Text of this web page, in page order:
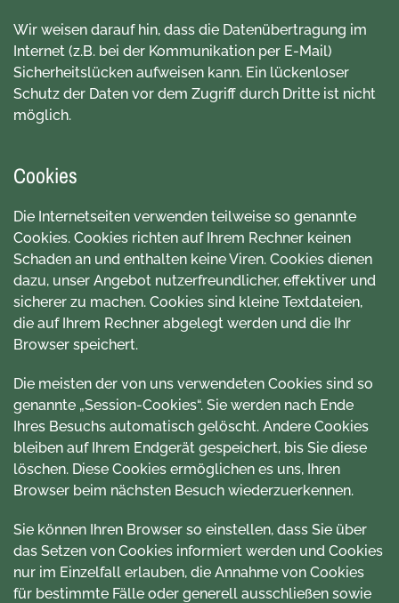
Wir weisen darauf hin, dass die Datenübertragung im
Internet (z.B. bei der Kommunikation per E-Mail)
Sicherheitslücken aufweisen kann. Ein lückenloser
Schutz der Daten vor dem Zugriff durch Dritte ist nicht
möglich.
Cookies
Die Internetseiten verwenden teilweise so genannte
Cookies. Cookies richten auf Ihrem Rechner keinen
Schaden an und enthalten keine Viren. Cookies dienen
dazu, unser Angebot nutzerfreundlicher, effektiver und
sicherer zu machen. Cookies sind kleine Textdateien,
die auf Ihrem Rechner abgelegt werden und die Ihr
Browser speichert.
Die meisten der von uns verwendeten Cookies sind so
genannte „Session-Cookies“. Sie werden nach Ende
Ihres Besuchs automatisch gelöscht. Andere Cookies
bleiben auf Ihrem Endgerät gespeichert, bis Sie diese
löschen. Diese Cookies ermöglichen es uns, Ihren
Browser beim nächsten Besuch wiederzuerkennen.
Sie können Ihren Browser so einstellen, dass Sie über
das Setzen von Cookies informiert werden und Cookies
nur im Einzelfall erlauben, die Annahme von Cookies
für bestimmte Fälle oder generell ausschließen sowie